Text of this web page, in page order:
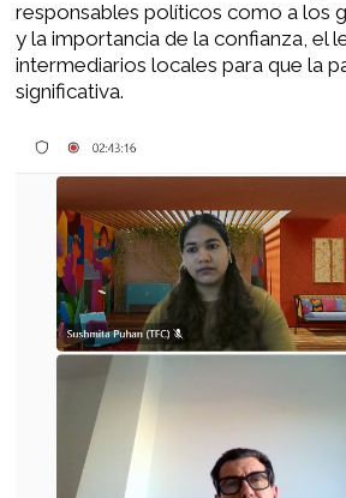
responsables políticos como a los
y la importancia de la confianza, el
intermediarios locales para que la
significativa.